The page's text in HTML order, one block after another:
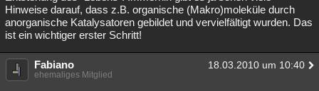
Hinweise darauf, dass z.B. organische (Makro)moleküle durch
anorganische Katalysatoren gebildet und vervielfältigt wurden. Das
ist ein wichtiger erster Schritt!
Fabiano 18.03.2010 um 10:40
ehemaliges Mitglied